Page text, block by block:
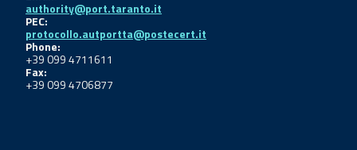
authority@port.taranto.it
PEC:
protocollo.autportta@postecert.it
Phone:
+39 099 4711611
Fax:
+39 099 4706877